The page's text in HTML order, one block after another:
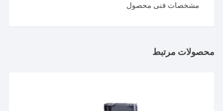
مشخصات فنی محصول
محصولات مرتبط